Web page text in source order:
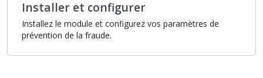
Installer et configurer
Installez le module et configurez vos paramètres de
prévention de la fraude.